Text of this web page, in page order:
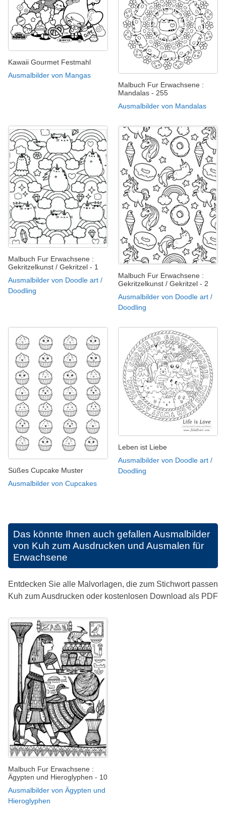
Kawaii Gourmet Festmahl
Ausmalbilder von Mangas
Malbuch Fur Erwachsene :
Mandalas - 255
Ausmalbilder von Mandalas
Malbuch Fur Erwachsene :
Gekritzelkunst / Gekritzel - 1
Ausmalbilder von Doodle art /
Doodling
Malbuch Fur Erwachsene :
Gekritzelkunst / Gekritzel - 2
Ausmalbilder von Doodle art /
Doodling
Süßes Cupcake Muster
Ausmalbilder von Cupcakes
Leben ist Liebe
Ausmalbilder von Doodle art /
Doodling
Das könnte Ihnen auch gefallen Ausmalbilder
von Kuh zum Ausdrucken und Ausmalen für
Erwachsene
Entdecken Sie alle Malvorlagen, die zum Stichwort passen
Kuh zum Ausdrucken oder kostenlosen Download als PDF
Malbuch Fur Erwachsene :
Ägypten und Hieroglyphen - 10
Ausmalbilder von Ägypten und
Hieroglyphen